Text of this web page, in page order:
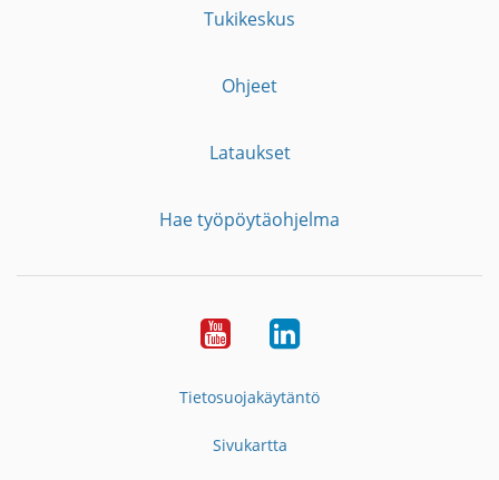
Tukikeskus
Ohjeet
Lataukset
Hae työpöytäohjelma
YouTubeLinkedIn
Tietosuojakäytäntö
Sivukartta